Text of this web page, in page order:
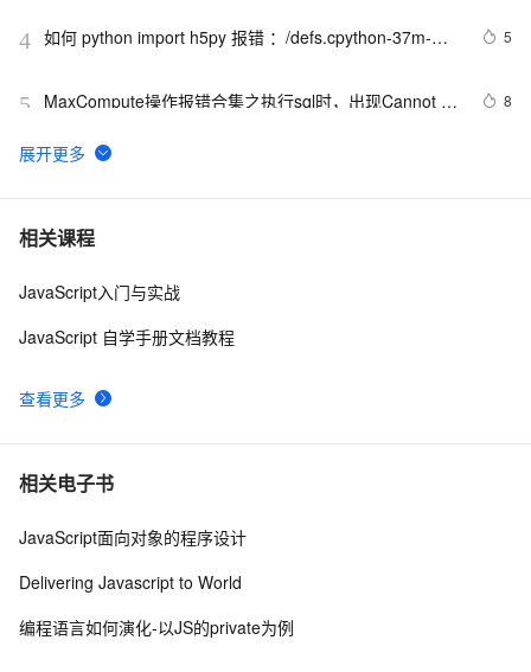
4 如何 python import h5py 报错 ：/defs.cpython-37m-
H5Pset_fapl_ros3
5
5
MaxCompute操作报错合集之执行sql时，出现Cannot
该怎么办
8
6
Linux环境下gcc编译过程中找不到名为pthread_create的
7 Q_OBJECT 导致 error: undefined reference to `vtable
8 this.$refs 为undefined如何解决？
解决方法
相关课程
查看更多
JavaScript入门与实战
JavaScript 自学手册文档教程
相关电子书
JavaScript面向对象的程序设计
Delivering Javascript to World
编程语言如何演化-以JS的private为例